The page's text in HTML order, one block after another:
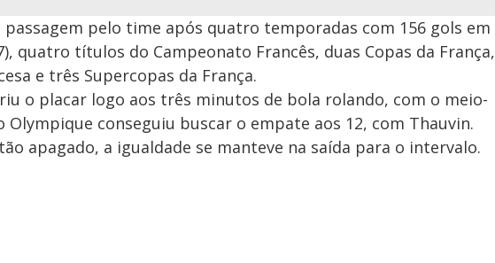
pelo time após quatro temporadas com 156 gols em
quatro títulos do Campeonato Francês, duas Copas da França,
e três Supercopas da França.
o placar logo aos três minutos de bola rolando, com o meio-
conseguiu buscar o empate aos 12, com Thauvin.
apagado, a igualdade se manteve na saída para o intervalo.